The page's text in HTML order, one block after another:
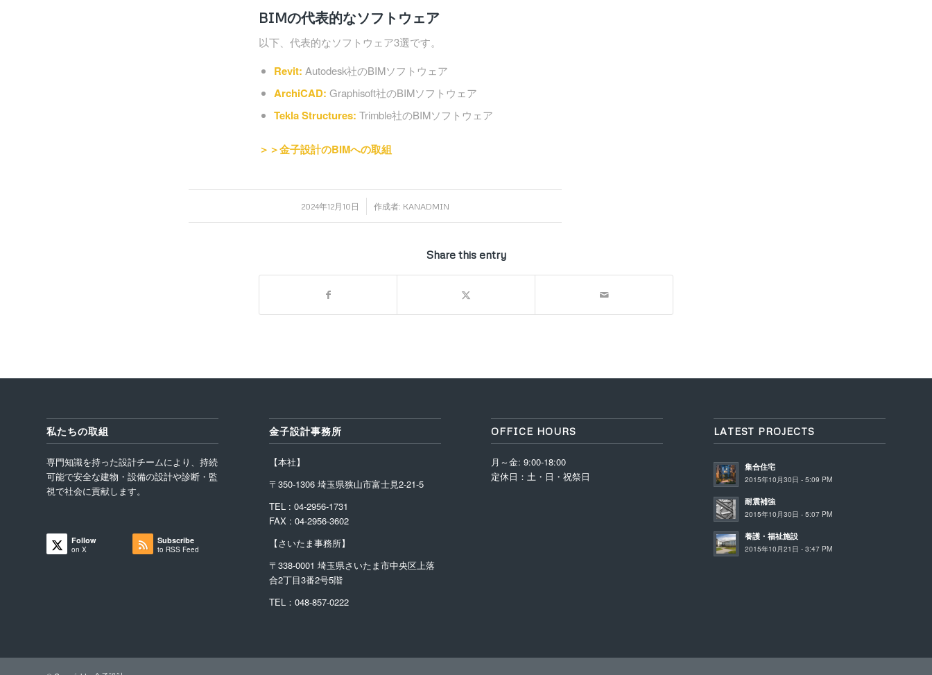
BIMの代表的なソフトウェア
以下、代表的なソフトウェア3選です。
Revit: Autodesk社のBIMソフトウェア
ArchiCAD: Graphisoft社のBIMソフトウェア
Tekla Structures: Trimble社のBIMソフトウェア
＞＞金子設計のBIMへの取組
2024年12月10日
/ 作成者: KANADMIN
Share this entry
私たちの取組
専門知識を持った設計チームにより、持続
可能で安全な建物・設備の設計や診断・監
視で社会に貢献します。
Follow
on X
Subscribe
to RSS Feed
金子設計事務所
【本社】
〒350-1306 埼玉県狭山市富士見2-21-5
TEL : 04-2956-1731
FAX : 04-2956-3602
【さいたま事務所】
〒338-0001 埼玉県さいたま市中央区上落
合2丁目3番2号5階
TEL：048-857-0222
OFFICE HOURS
月～金: 9:00-18:00
定休日：土・日・祝祭日
LATEST PROJECTS
集合住宅
2015年10月30日 - 5:09 PM
耐震補強
2015年10月30日 - 5:07 PM
養護・福祉施設
2015年10月21日 - 3:47 PM